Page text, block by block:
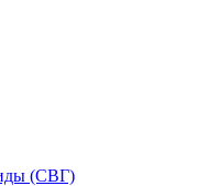
(СВГ)